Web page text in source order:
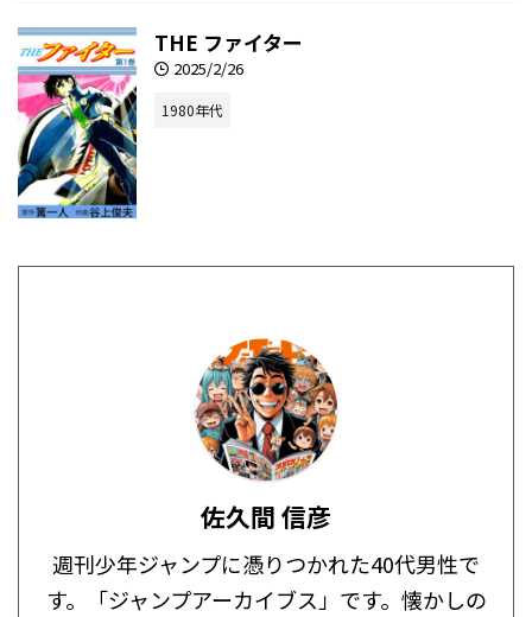
THE ファイター
2025/2/26
1980年代
佐久間 信彦
週刊少年ジャンプに憑りつかれた40代男性で
す。「ジャンプアーカイブス」です。懐かしの